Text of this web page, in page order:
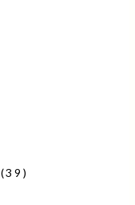
(39)